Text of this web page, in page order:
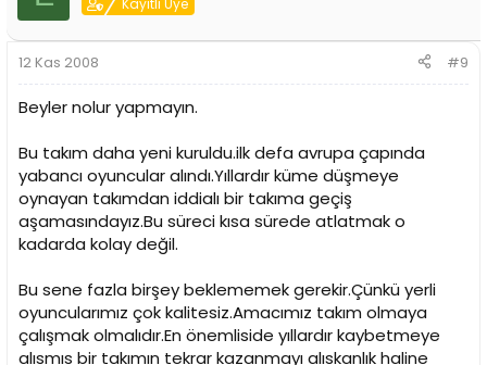
Kayıtlı Üye
12 Kas 2008 #9
Beyler nolur yapmayın.
Bu takım daha yeni kuruldu.ilk defa avrupa çapında
yabancı oyuncular alındı.Yıllardır küme düşmeye
oynayan takımdan iddialı bir takıma geçiş
aşamasındayız.Bu süreci kısa sürede atlatmak o
kadarda kolay değil.
Bu sene fazla birşey beklememek gerekir.Çünkü yerli
oyuncularımız çok kalitesiz.Amacımız takım olmaya
çalışmak olmalıdır.En önemliside yıllardır kaybetmeye
alısmıs bir takımın tekrar kazanmayı alıskanlık haline